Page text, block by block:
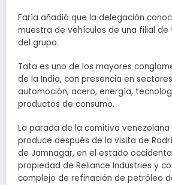
Faría añadió que la delegación
muestra de vehículos de una filial
del grupo.
Tata es uno de los mayores
de la India, con presencia en
automoción, acero, energía,
productos de consumo.
La parada de la comitiva venezolana
produce después de la visita de
de Jamnagar, en el estado
propiedad de Reliance Industries y
complejo de refinación de petróleo